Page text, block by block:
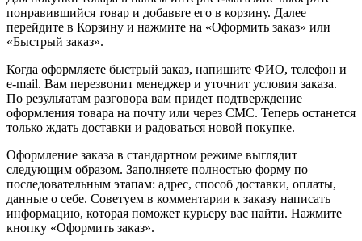
понравившийся товар и добавьте его в корзину. Далее
перейдите в Корзину и нажмите на «Оформить заказ» или
«Быстрый заказ».
Когда оформляете быстрый заказ, напишите ФИО, телефон и
e-mail. Вам перезвонит менеджер и уточнит условия заказа.
По результатам разговора вам придет подтверждение
оформления товара на почту или через СМС. Теперь останется
только ждать доставки и радоваться новой покупке.
Оформление заказа в стандартном режиме выглядит
следующим образом. Заполняете полностью форму по
последовательным этапам: адрес, способ доставки, оплаты,
данные о себе. Советуем в комментарии к заказу написать
информацию, которая поможет курьеру вас найти. Нажмите
кнопку «Оформить заказ».